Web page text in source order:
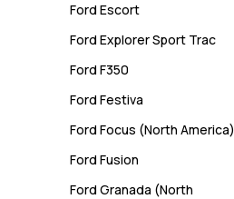
Ford Escort
Ford Explorer Sport Trac
Ford F350
Ford Festiva
Ford Focus (North America)
Ford Fusion
Ford Granada (North